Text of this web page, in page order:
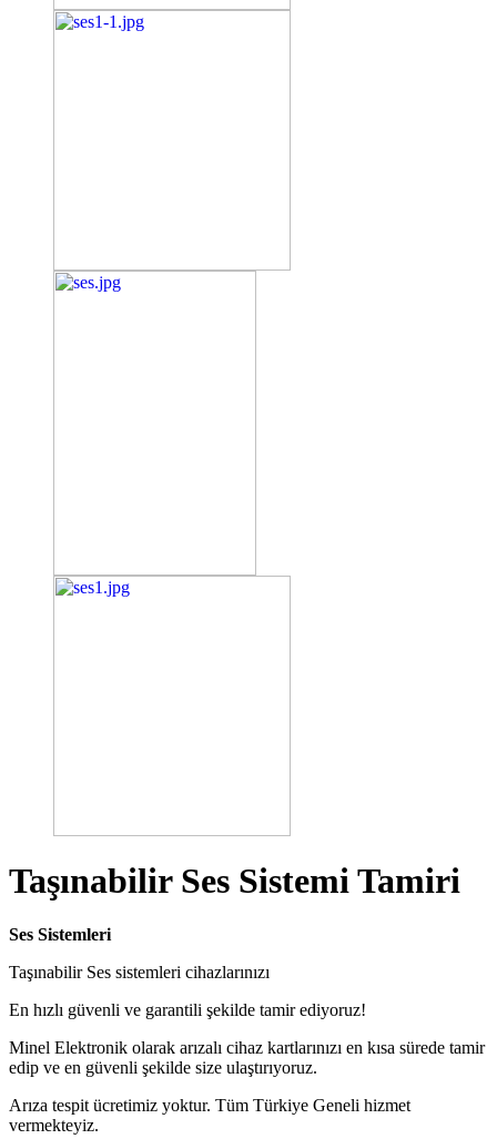
Taşınabilir Ses Sistemi Tamiri
Ses Sistemleri
Taşınabilir Ses sistemleri cihazlarınızı
En hızlı güvenli ve garantili şekilde tamir ediyoruz!
Minel Elektronik olarak arızalı cihaz kartlarınızı en kısa sürede tamir
edip ve en güvenli şekilde size ulaştırıyoruz.
Arıza tespit ücretimiz yoktur. Tüm Türkiye Geneli hizmet
vermekteyiz.